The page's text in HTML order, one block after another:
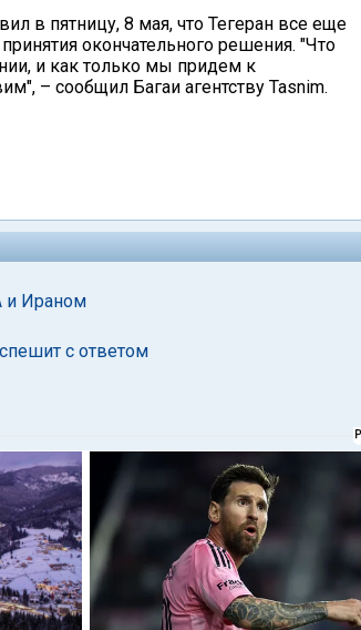
в пятницу, 8 мая, что Тегеран все еще
окончательного решения. "Что
и как только мы придем к
– сообщил Багаи агентству Tasnim.
и Ираном
с ответом